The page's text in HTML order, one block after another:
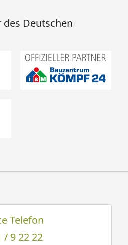
Deutschen
Telefon
/ 9 22 22